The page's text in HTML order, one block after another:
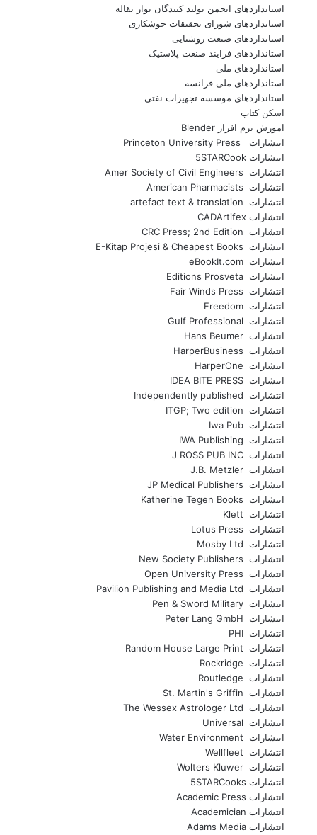
استانداردهای انجمن توليد کنندگان نوار نقاله
استانداردهای شورای تحقیقات جوشکاری
استانداردهای صنعت روشنایی
استانداردهای فرايند صنعت پلاستيک
استانداردهای ملی
استانداردهای ملی فرانسه
استانداردهای موسسه تجهيزات نفتي
اسکن کتاب
اموزش نرم افزار Blender
انتشارات Princeton University Press
انتشارات ‎ 5STARCook
انتشارات Amer Society of Civil Engineers
انتشارات American Pharmacists
انتشارات artefact text & translation
انتشارات ‎ CADArtifex
انتشارات CRC Press; 2nd Edition
انتشارات E-Kitap Projesi & Cheapest Books
انتشارات eBookIt.com
انتشارات Editions Prosveta
انتشارات Fair Winds Press
انتشارات Freedom
انتشارات Gulf Professional
انتشارات Hans Beumer
انتشارات HarperBusiness
انتشارات HarperOne
انتشارات IDEA BITE PRESS
انتشارات Independently published
انتشارات ITGP; Two edition
انتشارات Iwa Pub
انتشارات IWA Publishing
انتشارات J ROSS PUB INC
انتشارات J.B. Metzler
انتشارات JP Medical Publishers
انتشارات Katherine Tegen Books
انتشارات Klett
انتشارات Lotus Press
انتشارات Mosby Ltd
انتشارات New Society Publishers
انتشارات Open University Press
انتشارات Pavilion Publishing and Media Ltd
انتشارات Pen & Sword Military
انتشارات Peter Lang GmbH
انتشارات PHI
انتشارات Random House Large Print
انتشارات Rockridge
انتشارات Routledge
انتشارات St. Martin's Griffin
انتشارات The Wessex Astrologer Ltd
انتشارات Universal
انتشارات Water Environment
انتشارات Wellfleet
انتشارات Wolters Kluwer
انتشارات 5STARCooks
انتشارات Academic Press
انتشارات Academician
انتشارات Adams Media